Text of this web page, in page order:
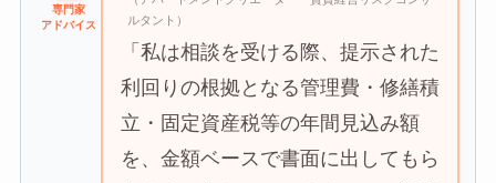
専門家
アドバイス
ルタント）
「私は相談を受ける際、提示された
利回りの根拠となる管理費・修繕積
立・固定資産税等の年間見込み額
を、金額ベースで書面に出してもら